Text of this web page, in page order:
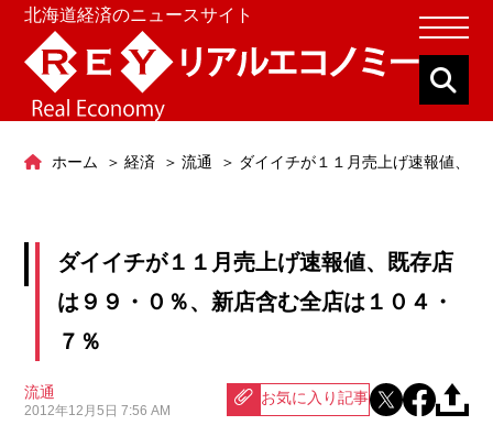
北海道経済のニュースサイト
ホーム 経済 流通 ダイイチが１１月売上げ速報値、
ダイイチが１１月売上げ速報値、既存店
は９９・０％、新店含む全店は１０４・
７％
流通
2012年12月5日 7:56 AM
お気に入り記事